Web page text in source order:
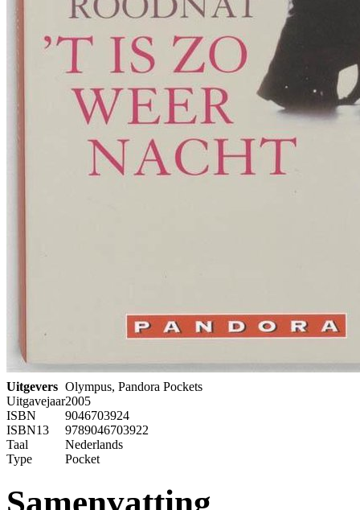
Uitgevers Olympus, Pandora Pockets
Uitgavejaar2005
ISBN
9046703924
ISBN13
9789046703922
Taal
Nederlands
Type
Pocket
Samenvatting